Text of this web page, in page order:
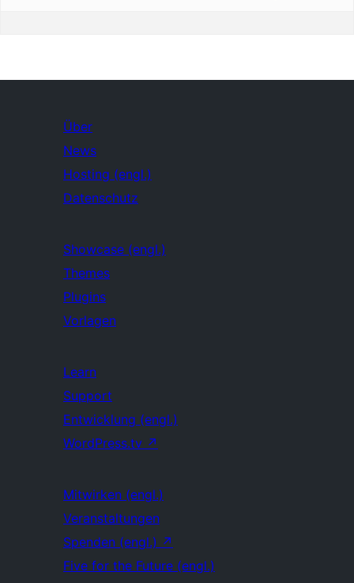
Über
News
Hosting (engl.)
Datenschutz
Showcase (engl.)
Themes
Plugins
Vorlagen
Learn
Support
Entwicklung (engl.)
WordPress.tv ↗
Mitwirken (engl.)
Veranstaltungen
Spenden (engl.) ↗
Five for the Future (engl.)